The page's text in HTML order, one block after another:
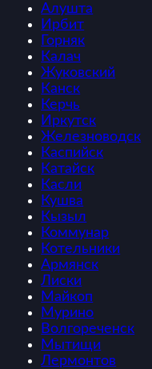
Алушта
Ирбит
Горняк
Калач
Жуковский
Канск
Керчь
Иркутск
Железноводск
Каспийск
Катайск
Касли
Кушва
Кызыл
Коммунар
Котельники
Армянск
Лиски
Майкоп
Мурино
Волгореченск
Мытищи
Лермонтов